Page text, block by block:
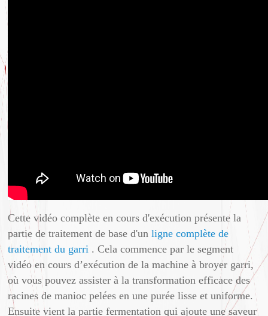
Cette vidéo complète en cours d'exécution présente la
partie de traitement de base d'unligne complète de
traitement du garri . Cela commence par le segment
vidéo en cours d’exécution de la machine à broyer garri,
où vous pouvez assister à la transformation efficace des
racines de manioc pelées en une purée lisse et uniforme.
Ensuite vient la partie fermentation qui ajoute une saveur